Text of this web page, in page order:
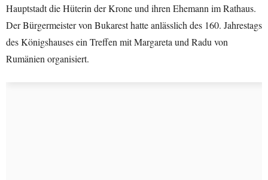
Hauptstadt die Hüterin der Krone und ihren Ehemann im Rathaus.
Der Bürgermeister von Bukarest hatte anlässlich des 160. Jahrestags
des Königshauses ein Treffen mit Margareta und Radu von
Rumänien organisiert.